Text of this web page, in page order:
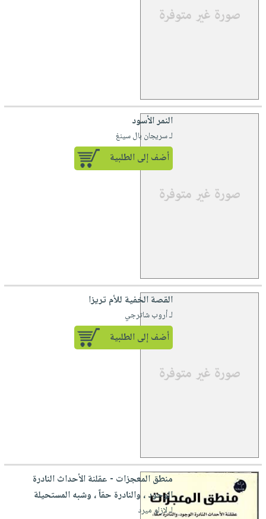
النمر الأسود
لـ سريجان بال سينغ
أضف إلى الطلبية
القصة الخفية للأم تريزا
لـ أروب شاترجي
أضف إلى الطلبية
منطق المعجزات - عقلنة الأحداث النادرة
الوجود ، والنادرة حقاً ، وشبه المستحيلة
لـ لازلو ميرد